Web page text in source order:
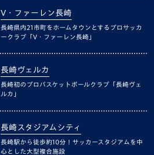
V・ファーレン長崎
長崎県内21市町をホームタウンとするプロサッカ
ークラブ「V・ファーレン長崎」
長崎ヴェルカ
長崎初のプロバスケットボールクラブ「長崎ヴェ
ルカ」
長崎スタジアムシティ
長崎駅から徒歩約10分！サッカースタジアムを中
心とした大型複合施設